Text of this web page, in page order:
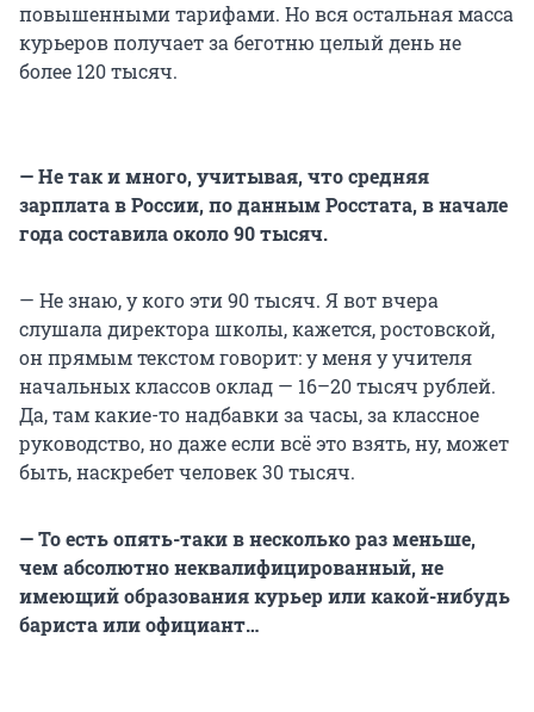
повышенными тарифами. Но вся остальная масса
курьеров получает за беготню целый день не
более 120 тысяч.
— Не так и много, учитывая, что средняя
зарплата в России, по данным Росстата, в начале
года составила около 90 тысяч.
— Не знаю, у кого эти 90 тысяч. Я вот вчера
слушала директора школы, кажется, ростовской,
он прямым текстом говорит: у меня у учителя
начальных классов оклад — 16–20 тысяч рублей.
Да, там какие-то надбавки за часы, за классное
руководство, но даже если всё это взять, ну, может
быть, наскребет человек 30 тысяч.
— То есть опять-таки в несколько раз меньше,
чем абсолютно неквалифицированный, не
имеющий образования курьер или какой-нибудь
бариста или официант…